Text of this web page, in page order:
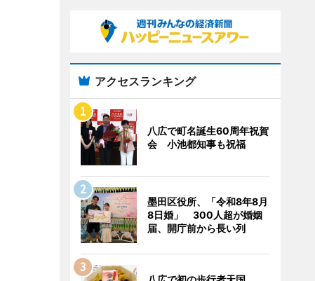
アクセスランキング
八広で町名誕生60周年祝賀
会 小池都知事も祝福
墨田区役所、「令和8年8月
8日婚」 300人超が婚姻
届、開庁前から長い列